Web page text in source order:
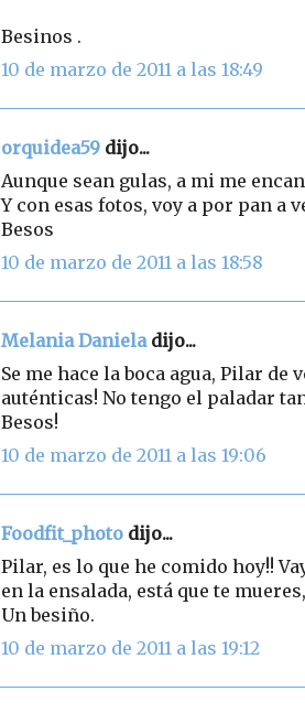
Besinos .
10 de marzo de 2011 a las 18:49
orquidea59 dijo...
Aunque sean gulas, a mi me
Y con esas fotos, voy a por pan a
Besos
10 de marzo de 2011 a las 18:58
Melania Danieladijo...
Se me hace la boca agua, Pilar
auténticas! No tengo el paladar
Besos!
10 de marzo de 2011 a las 19:06
Foodfit_photo dijo...
Pilar, es lo que he comido hoy!!
en la ensalada, está que te
Un besiño.
10 de marzo de 2011 a las 19:12